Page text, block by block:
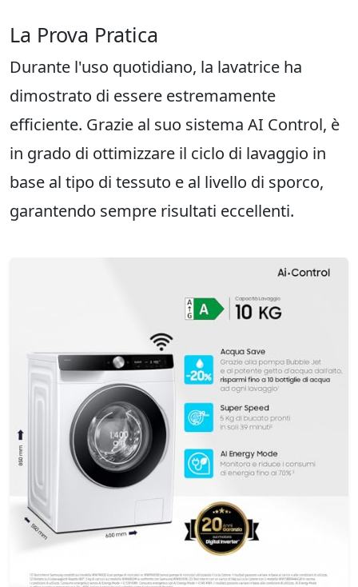
La Prova Pratica
Durante l'uso quotidiano, la lavatrice ha
dimostrato di essere estremamente
efficiente. Grazie al suo sistema AI Control, è
in grado di ottimizzare il ciclo di lavaggio in
base al tipo di tessuto e al livello di sporco,
garantendo sempre risultati eccellenti.